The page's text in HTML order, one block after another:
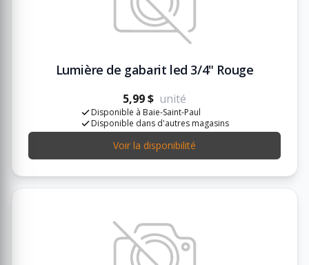
Lumière de gabarit led 3/4" Rouge
5,99 $ unité
Disponible à Baie-Saint-Paul
Disponible dans d'autres magasins
Voir la disponibilité